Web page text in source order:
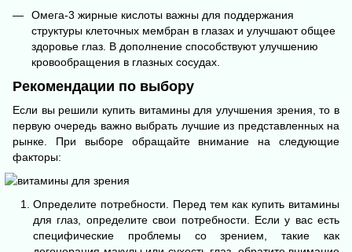
Омега-3 жирные кислоты важны для поддержания
структуры клеточных мембран в глазах и улучшают общее
здоровье глаз. В дополнение способствуют улучшению
кровообращения в глазных сосудах.
Рекомендации по выбору
Если вы решили купить витамины для улучшения зрения, то в
первую очередь важно выбрать лучшие из представленных на
рынке. При выборе обращайте внимание на следующие
факторы:
Определите потребности. Перед тем как купить витамины
для глаз, определите свои потребности. Если у вас есть
специфические проблемы со зрением, такие как